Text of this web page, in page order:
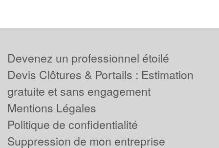
Devenez un professionnel étoilé
Devis Clôtures & Portails : Estimation
gratuite et sans engagement
Mentions Légales
Politique de confidentialité
Suppression de mon entreprise